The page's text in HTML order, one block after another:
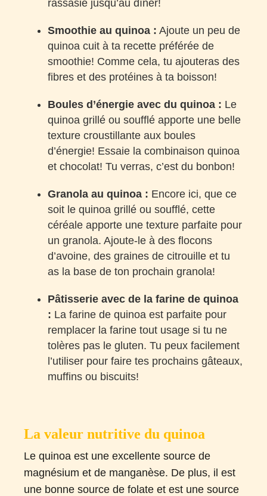
rassasié jusqu’au dîner!
Smoothie au quinoa : Ajoute un peu de
quinoa cuit à ta recette préférée de
smoothie! Comme cela, tu ajouteras des
fibres et des protéines à ta boisson!
Boules d’énergie avec du quinoa : Le
quinoa grillé ou soufflé apporte une belle
texture croustillante aux boules
d’énergie! Essaie la combinaison quinoa
et chocolat! Tu verras, c’est du bonbon!
Granola au quinoa : Encore ici, que ce
soit le quinoa grillé ou soufflé, cette
céréale apporte une texture parfaite pour
un granola. Ajoute-le à des flocons
d’avoine, des graines de citrouille et tu
as la base de ton prochain granola!
Pâtisserie avec de la farine de quinoa
: La farine de quinoa est parfaite pour
remplacer la farine tout usage si tu ne
tolères pas le gluten. Tu peux facilement
l’utiliser pour faire tes prochains gâteaux,
muffins ou biscuits!
La valeur nutritive du quinoa
Le quinoa est une excellente source de
magnésium et de manganèse. De plus, il est
une bonne source de folate et est une source